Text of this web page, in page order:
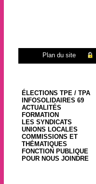
Plan du site
ÉLECTIONS TPE / TPA
INFOSOLIDAIRES 69
ACTUALITÉS
FORMATION
LES SYNDICATS
UNIONS LOCALES
COMMISSIONS ET
THÉMATIQUES
FONCTION PUBLIQUE
POUR NOUS JOINDRE